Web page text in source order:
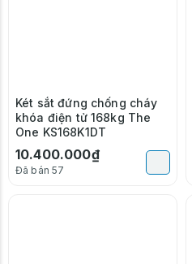
Két sắt đứng chống cháy
khóa điện tử 168kg The
One KS168K1DT
10.400.000₫
Đã bán 57